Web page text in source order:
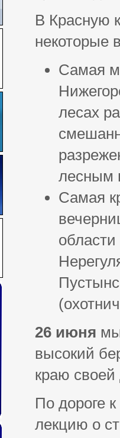
В Красную
некоторые
Самая
лесах
лесным
Самая
26 июня
высокий
краю
По дороге
лекцию о